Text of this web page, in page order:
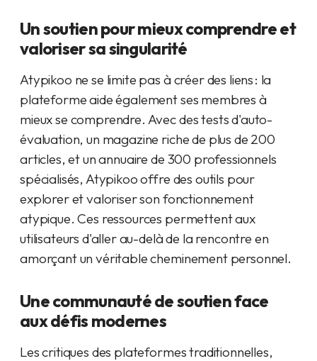
Un soutien pour mieux comprendre et
valoriser sa singularité
Atypikoo ne se limite pas à créer des liens : la
plateforme aide également ses membres à
mieux se comprendre. Avec des tests d'auto-
évaluation, un magazine riche de plus de 200
articles, et un annuaire de 300 professionnels
spécialisés, Atypikoo offre des outils pour
explorer et valoriser son fonctionnement
atypique. Ces ressources permettent aux
utilisateurs d'aller au-delà de la rencontre en
amorçant un véritable cheminement personnel.
Une communauté de soutien face
aux défis modernes
Les critiques des plateformes traditionnelles,